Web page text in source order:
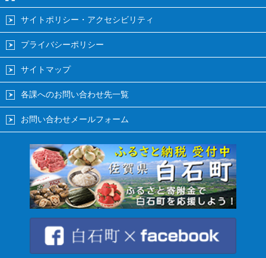
サイトポリシー・アクセシビリティ
プライバシーポリシー
サイトマップ
各課へのお問い合わせ先一覧
お問い合わせメールフォーム